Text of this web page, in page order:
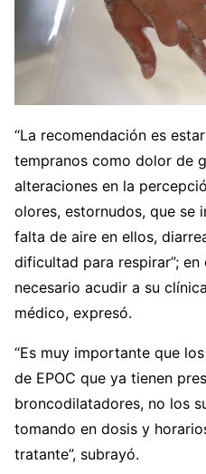
“La recomendación es
tempranos como dolor de
alteraciones en la
olores, estornudos, que se
falta de aire en ellos,
dificultad para respirar”;
necesario acudir a su
médico, expresó.
“Es muy importante que
de EPOC que ya tienen
broncodilatadores, no los
tomando en dosis y
tratante”, subrayó.